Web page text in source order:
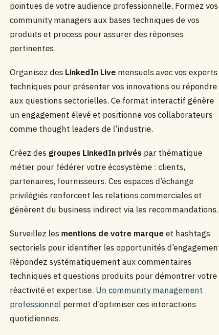
pointues de votre audience professionnelle. Formez vos
community managers aux bases techniques de vos
produits et process pour assurer des réponses
pertinentes.
Organisez des LinkedIn Live mensuels avec vos experts
techniques pour présenter vos innovations ou répondre
aux questions sectorielles. Ce format interactif génère
un engagement élevé et positionne vos collaborateurs
comme thought leaders de l’industrie.
Créez des groupes LinkedIn privés par thématique
métier pour fédérer votre écosystème : clients,
partenaires, fournisseurs. Ces espaces d’échange
privilégiés renforcent les relations commerciales et
génèrent du business indirect via les recommandations.
Surveillez les mentions de votre marqueet hashtags
sectoriels pour identifier les opportunités
Répondez systématiquement aux commentaires
techniques et questions produits pour démontrer votre
réactivité et expertise. Un community management
professionnel permet d’optimiser ces interactions
quotidiennes.